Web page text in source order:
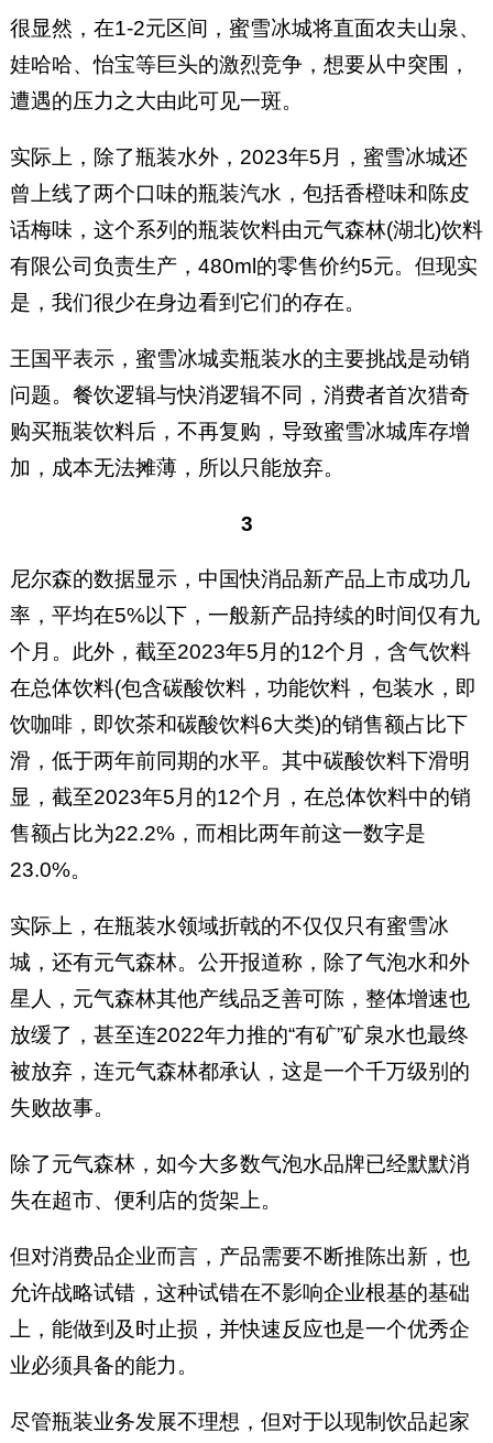
很显然，在1-2元区间，蜜雪冰城将直面农夫山泉、
娃哈哈、怡宝等巨头的激烈竞争，想要从中突围，
遭遇的压力之大由此可见一斑。
实际上，除了瓶装水外，2023年5月，蜜雪冰城还
曾上线了两个口味的瓶装汽水，包括香橙味和陈皮
话梅味，这个系列的瓶装饮料由元气森林(湖北)饮料
有限公司负责生产，480ml的零售价约5元。但现实
是，我们很少在身边看到它们的存在。
王国平表示，蜜雪冰城卖瓶装水的主要挑战是动销
问题。餐饮逻辑与快消逻辑不同，消费者首次猎奇
购买瓶装饮料后，不再复购，导致蜜雪冰城库存增
加，成本无法摊薄，所以只能放弃。
3
尼尔森的数据显示，中国快消品新产品上市成功几
率，平均在5%以下，一般新产品持续的时间仅有九
个月。此外，截至2023年5月的12个月，含气饮料
在总体饮料(包含碳酸饮料，功能饮料，包装水，即
饮咖啡，即饮茶和碳酸饮料6大类)的销售额占比下
滑，低于两年前同期的水平。其中碳酸饮料下滑明
显，截至2023年5月的12个月，在总体饮料中的销
售额占比为22.2%，而相比两年前这一数字是
23.0%。
实际上，在瓶装水领域折戟的不仅仅只有蜜雪冰
城，还有元气森林。公开报道称，除了气泡水和外
星人，元气森林其他产线品乏善可陈，整体增速也
放缓了，甚至连2022年力推的“有矿”矿泉水也最终
被放弃，连元气森林都承认，这是一个千万级别的
失败故事。
除了元气森林，如今大多数气泡水品牌已经默默消
失在超市、便利店的货架上。
但对消费品企业而言，产品需要不断推陈出新，也
允许战略试错，这种试错在不影响企业根基的基础
上，能做到及时止损，并快速反应也是一个优秀企
业必须具备的能力。
尽管瓶装业务发展不理想，但对于以现制饮品起家